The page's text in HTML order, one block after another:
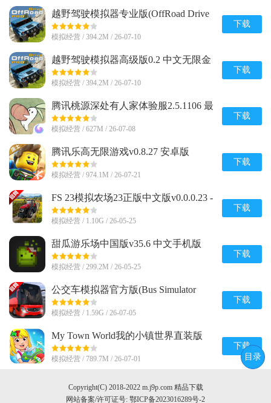
越野驾驶模拟器专业版(OffRoad Drive
Pro)0.2 中文安卓最新版
模拟经营 / 394.2M / 26-07-10
下载
越野驾驶模拟器高级版0.2 中文无限金
币版
模拟经营 / 394.2M / 26-07-10
下载
腾讯桃源深处有人家体验服2.5.1106 最
新版
模拟经营 / 627M / 26-07-08
下载
腾讯乐高无限游戏v0.8.27 安卓版
模拟经营 / 974.1M / 26-07-21
下载
FS 23模拟农场23正版中文版v0.0.0.23 -
Google 谷歌版
模拟经营 / 1.10G / 26-05-25
下载
甜瓜游乐场中国版v35.6 中文手机版
模拟经营 / 299.2M / 26-05-25
下载
公交车模拟器官方版(Bus Simulator
Ultimate)v2.2.8 安卓完整直装版
模拟经营 / 1.59G / 26-07-05
下载
My Town World我的小镇世界直装版
V1.76.0 全解锁版
模拟经营 / 789.7M / 26-07-01
下载
Copyright(C) 2018-2022 m.j9p.com 精品下载
网站备案/许可证号: 鄂ICP备2023016289号-2
目录